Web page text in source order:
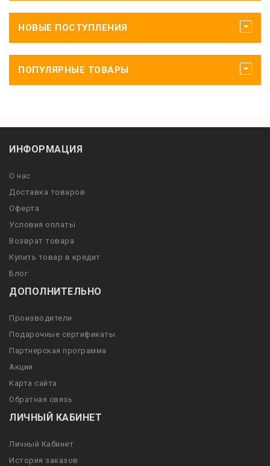
НОВЫЕ ПОСТУПЛЕНИЯ
ПОПУЛЯРНЫЕ ТОВАРЫ
ИНФОРМАЦИЯ
О нас
Доставка товаров
Оферта
Условия оплаты
Возврат товара
Купить товар в кредит
Блог
ДОПОЛНИТЕЛЬНО
Производители
Подарочные сертификаты
Партнерская программа
Акции
Карта сайта
Обратная связь
ЛИЧНЫЙ КАБИНЕТ
Личный Кабинет
История заказов